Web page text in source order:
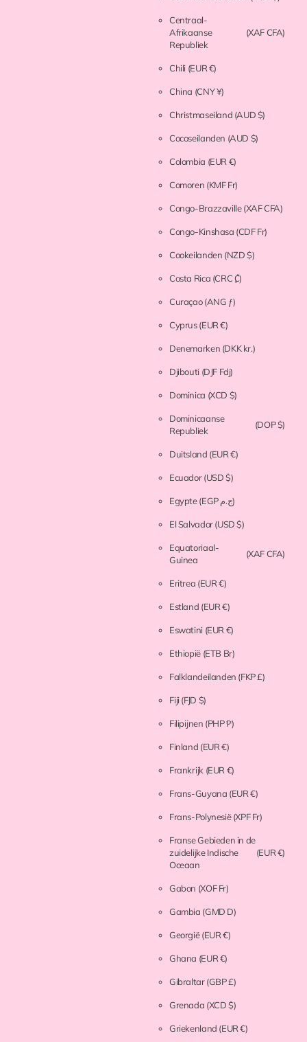
Centraal-
Afrikaanse
Republiek
(XAF CFA)
Chili (EUR €)
China (CNY ¥)
Christmaseiland (AUD $)
Cocoseilanden (AUD $)
Colombia (EUR €)
Comoren (KMF Fr)
Congo-Brazzaville(XAF CFA)
Congo-Kinshasa (CDF Fr)
Cookeilanden (NZD $)
Costa Rica (CRC ₡)
Curaçao(ANG ƒ)
Cyprus(EUR €)
Denemarken (DKK kr.)
Djibouti (DJF Fdj)
Dominica (XCD $)
Dominicaanse
Republiek
(DOP $)
Duitsland (EUR €)
Ecuador(USD $)
Egypte (EGP ج.م)
El Salvador(USD $)
Equatoriaal-
Guinea
(XAF CFA)
Eritrea (EUR €)
Estland (EUR €)
Eswatini (EUR €)
Ethiopië (ETB Br)
Falklandeilanden (FKP £)
Fiji(FJD $)
Filipijnen (PHP ₱)
Finland (EUR €)
Frankrijk (EUR €)
Frans-Guyana (EUR €)
Frans-Polynesië(XPF Fr)
Franse Gebieden in de
zuidelijke Indische
Oceaan
(EUR €)
Gabon (XOF Fr)
Gambia (GMD D)
Georgië(EUR €)
Ghana (EUR €)
Gibraltar(GBP £)
Grenada (XCD $)
Griekenland (EUR €)